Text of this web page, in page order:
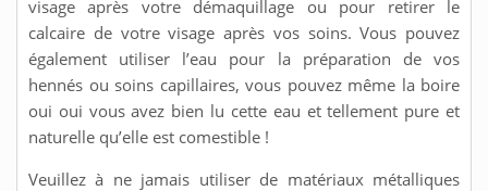
visage après votre démaquillage ou pour retirer le
calcaire de votre visage après vos soins. Vous pouvez
également utiliser l’eau pour la préparation de vos
hennés ou soins capillaires, vous pouvez même la boire
oui oui vous avez bien lu cette eau et tellement pure et
naturelle qu’elle est comestible !
Veuillez à ne jamais utiliser de matériaux métalliques